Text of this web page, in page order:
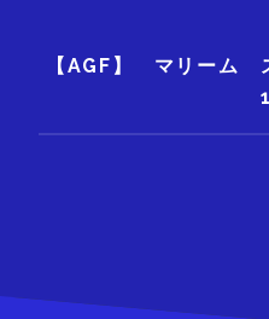
【AGF】 マリーム